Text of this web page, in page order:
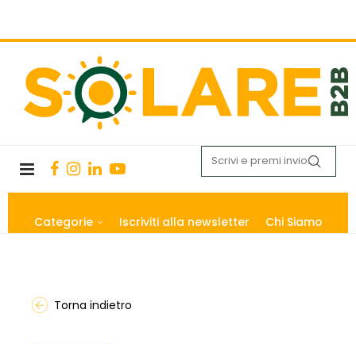
Categorie Iscriviti alla newsletter Chi Siamo
Torna indietro